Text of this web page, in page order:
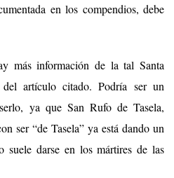
en los compendios, debe
más información de la tal Santa
artículo citado. Podría ser un
ya que San Rufo de Tasela,
ser “de Tasela” ya está dando un
suele darse en los mártires de las